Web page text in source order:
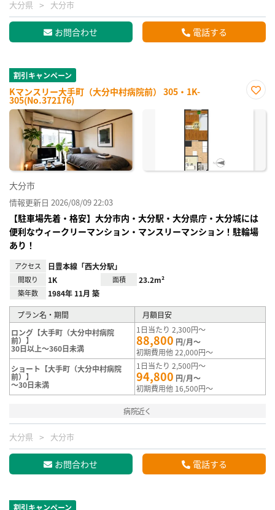
大分県 大分市
お問合わせ 電話する
割引キャンペーン
Kマンスリー大手町（大分中村病院前） 305・1K-
305(No.372176)
に入
大分市
情報更新日 2026/08/09 22:03
【駐車場先着・格安】大分市内・大分駅・大分県庁・大分城には
便利なウィークリーマンション・マンスリーマンション！駐輪場
あり！
アクセス 日豊本線「西大分駅」
間取り 1K 面積 23.2m²
築年数 1984年 11月 築
プラン名・期間
月額目安
ロング【大手町（大分中村病院
前）】
30日以上～360日未満
1日当たり 2,300円～
88,800 円/月～
初期費用他 22,000円～
ショート【大手町（大分中村病院
前）】
～30日未満
1日当たり 2,500円～
94,800 円/月～
初期費用他 16,500円～
病院近く
大分県 大分市
お問合わせ 電話する
割引キャンペーン